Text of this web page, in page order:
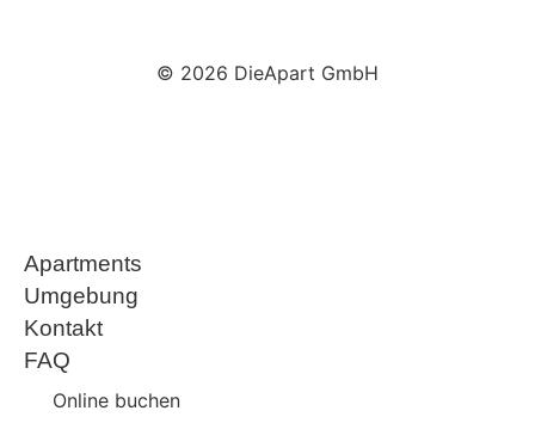
© 2026 DieApart GmbH
Apartments
Umgebung
Kontakt
FAQ
Online buchen